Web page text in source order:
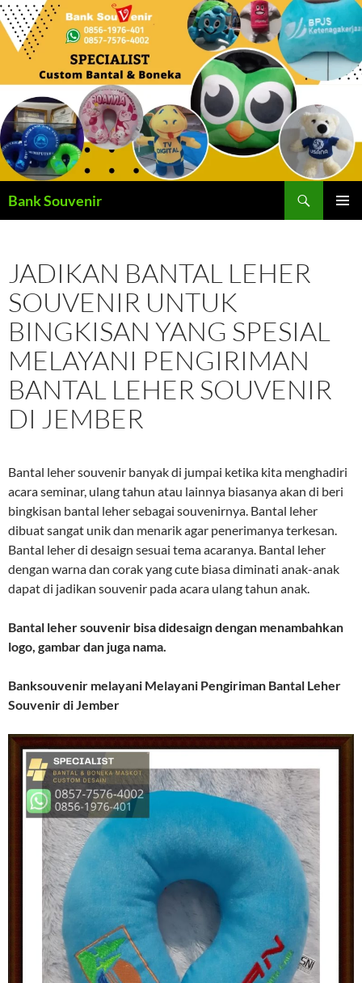
Langsung
ke
Bank Souvenir
JADIKAN BANTAL LEHER
SOUVENIR UNTUK
BINGKISAN YANG SPESIAL
MELAYANI PENGIRIMAN
BANTAL LEHER SOUVENIR
DI JEMBER
Bantal leher souvenir banyak di jumpai ketika kita menghadiri
acara seminar, ulang tahun atau lainnya biasanya akan di beri
bingkisan bantal leher sebagai souvenirnya. Bantal leher
dibuat sangat unik dan menarik agar penerimanya terkesan.
Bantal leher di desaign sesuai tema acaranya. Bantal leher
dengan warna dan corak yang cute biasa diminati anak-anak
dapat di jadikan souvenir pada acara ulang tahun anak.
Bantal leher souvenir bisa didesaign dengan menambahkan
logo, gambar dan juga nama.
Banksouvenir melayani Melayani Pengiriman Bantal Leher
Souvenir di Jember